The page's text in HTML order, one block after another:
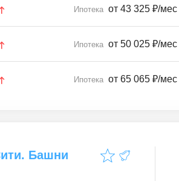
Ипотека от 43 325 ₽/мес
Ипотека от 50 025 ₽/мес
Ипотека от 65 065 ₽/мес
Башни